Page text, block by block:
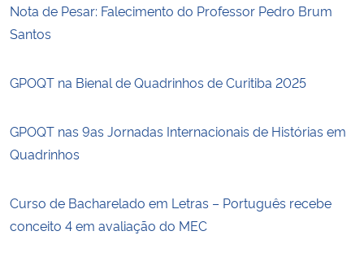
Nota de Pesar: Falecimento do Professor Pedro Brum
Santos
GPOQT na Bienal de Quadrinhos de Curitiba 2025
GPOQT nas 9as Jornadas Internacionais de Histórias em
Quadrinhos
Curso de Bacharelado em Letras – Português recebe
conceito 4 em avaliação do MEC